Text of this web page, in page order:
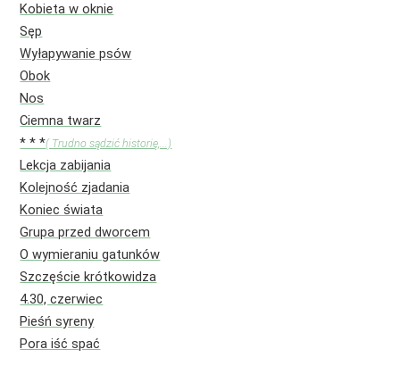
Kobieta w oknie
Sęp
Wyłapywanie psów
Obok
Nos
Ciemna twarz
* * *( Trudno sądzić historię,...)
Lekcja zabijania
Kolejność zjadania
Koniec świata
Grupa przed dworcem
O wymieraniu gatunków
Szczęście krótkowidza
4.30, czerwiec
Pieśń syreny
Pora iść spać